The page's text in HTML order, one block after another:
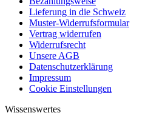
Lieferung in die Schweiz
Muster-Widerrufsformular
Vertrag widerrufen
Widerrufsrecht
Unsere AGB
Datenschutzerklärung
Impressum
Cookie Einstellungen
Wissenswertes